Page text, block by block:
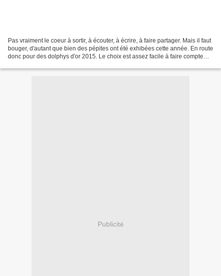
Pas vraiment le coeur à sortir, à écouter, à écrire, à faire partager. Mais il faut
bouger, d'autant que bien des pépites ont été exhibées cette année. En route
donc pour des dolphys d'or 2015. Le choix est assez facile à faire compte
Publicité